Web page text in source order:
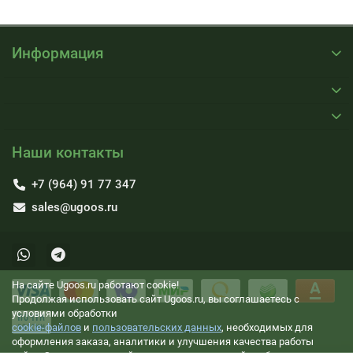
На сайте Ugoos.ru работают cookie!
Продолжая использовать сайт Ugoos.ru, вы соглашаетесь с
условиями обработки
cookie-файлов и пользовательских данных, необходимых для
оформления заказа, аналитики и улучшения качества работы
Информация
Наши контакты
+7 (964) 91 77 347
sales@ugoos.ru